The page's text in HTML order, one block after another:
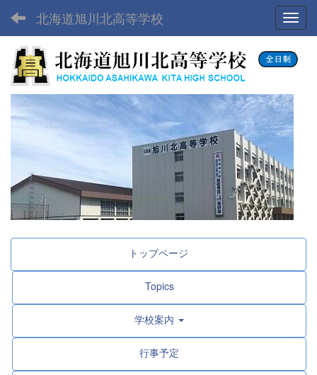
北海道旭川北高等学校
トップページ
Topics
学校案内
行事予定